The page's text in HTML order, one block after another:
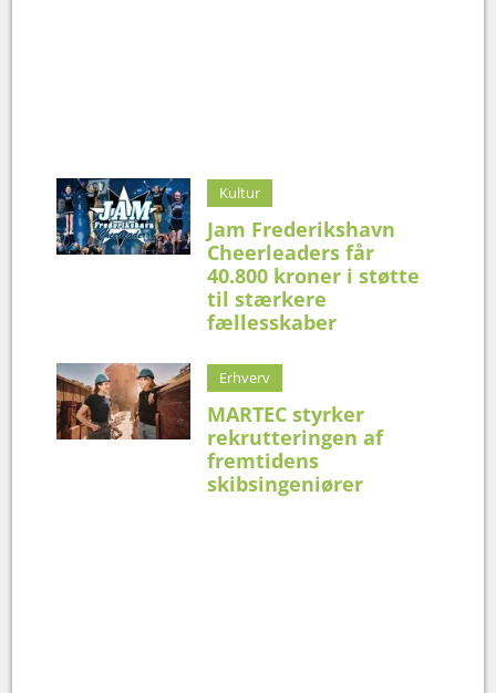
Kultur
Jam Frederikshavn
Cheerleaders får
40.800 kroner i støtte
til stærkere
fællesskaber
Erhverv
MARTEC styrker
rekrutteringen af
fremtidens
skibsingeniører